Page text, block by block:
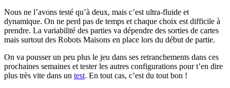
Nous ne l’avons testé qu’à deux, mais c’est ultra-fluide et
dynamique. On ne perd pas de temps et chaque choix est difficile à
prendre. La variabilité des parties va dépendre des sorties de cartes
mais surtout des Robots Maisons en place lors du début de partie.
On va pousser un peu plus le jeu dans ses retranchements dans ces
prochaines semaines et tester les autres configurations pour t’en dire
plus très vite dans un test. En tout cas, c’est du tout bon !